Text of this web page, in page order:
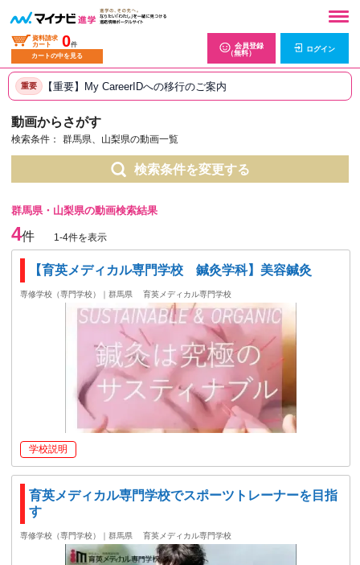
資料請求
カート
0件
カートの中を見る
会員登録
（無料）
ログイン
重要 【重要】My CareerIDへの移行のご案内
動画からさがす
検索条件： 群馬県、山梨県の動画一覧
検索条件を変更する
群馬県・山梨県の動画検索結果
4件 1-4件を表示
【育英メディカル専門学校 鍼灸学科】美容鍼灸
専修学校（専門学校）｜群馬県 育英メディカル専門学校
学校説明
育英メディカル専門学校でスポーツトレーナーを目指
す
専修学校（専門学校）｜群馬県 育英メディカル専門学校